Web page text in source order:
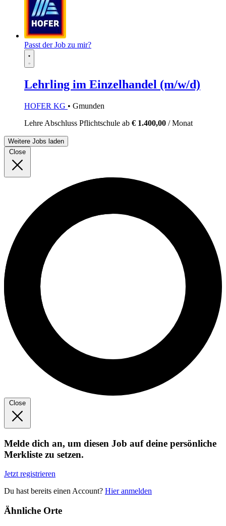
Passt der Job zu mir?
Lehrling im Einzelhandel (m/w/d)
HOFER KG • Gmunden
Lehre Abschluss Pflichtschule ab € 1.400,00 / Monat
Weitere Jobs laden
Close
Close
Melde dich an, um diesen Job auf deine persönliche
Merkliste zu setzen.
Jetzt registrieren
Du hast bereits einen Account? Hier anmelden
Ähnliche Orte